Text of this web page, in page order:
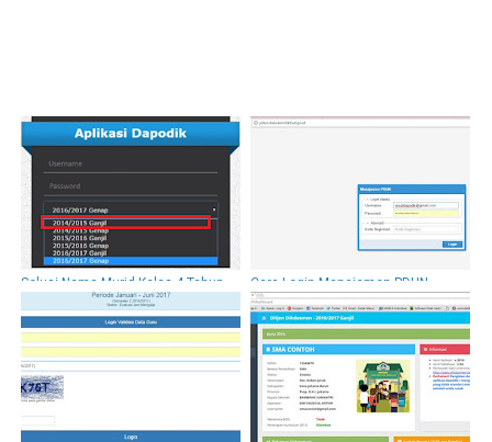
Solusi Nama Murid Kelas 4 Tahun
2014/2015 tidak Muncul pada
Dapodik
Cara Login Manajemen PDUN